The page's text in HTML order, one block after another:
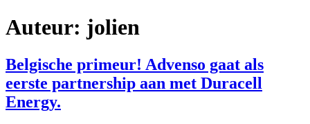
Auteur: jolien
Belgische primeur! Advenso gaat als
eerste partnership aan met Duracell
Energy.